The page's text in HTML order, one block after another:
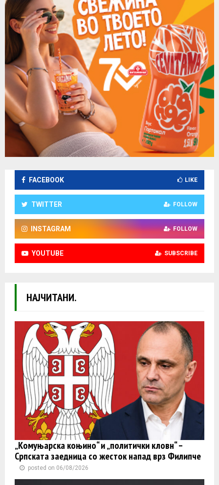
FACEBOOK LIKE
TWITTER FOLLOW
INSTAGRAM FOLLOW
YOUTUBE SUBSCRIBE
НАЈЧИТАНИ.
„Комуњарска коњино“ и „политички кловн“ –
Српската заедница со жесток напад врз Филипче
posted on 06/08/2026